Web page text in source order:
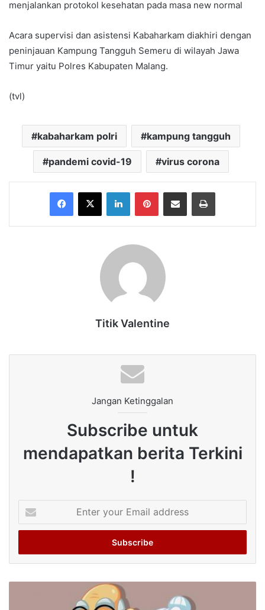
menjalankan protokol kesehatan pada masa new normal
Acara supervisi dan asistensi Kabaharkam diakhiri dengan
peninjauan Kampung Tangguh Semeru di wilayah Jawa
Timur yaitu Polres Kabupaten Malang.
(tvl)
kabaharkam polri kampung tangguh
pandemi covid-19 virus corona
Facebook
X LinkedInPinterestShare via Email Print
Titik Valentine
Jangan Ketinggalan
Subscribe untuk
mendapatkan berita Terkini
!
your
Email